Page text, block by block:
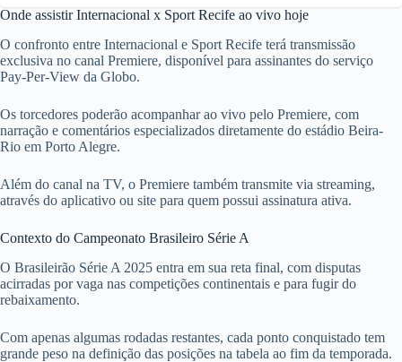
Onde assistir Internacional x Sport Recife ao vivo hoje
O confronto entre Internacional e Sport Recife terá transmissão
exclusiva no canal Premiere, disponível para assinantes do serviço
Pay-Per-View da Globo.
Os torcedores poderão acompanhar ao vivo pelo Premiere, com
narração e comentários especializados diretamente do estádio Beira-
Rio em Porto Alegre.
Além do canal na TV, o Premiere também transmite via streaming,
através do aplicativo ou site para quem possui assinatura ativa.
Contexto do Campeonato Brasileiro Série A
O Brasileirão Série A 2025 entra em sua reta final, com disputas
acirradas por vaga nas competições continentais e para fugir do
rebaixamento.
Com apenas algumas rodadas restantes, cada ponto conquistado tem
grande peso na definição das posições na tabela ao fim da temporada.